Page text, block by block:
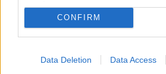
CONFIRM
Data Deletion Data Access